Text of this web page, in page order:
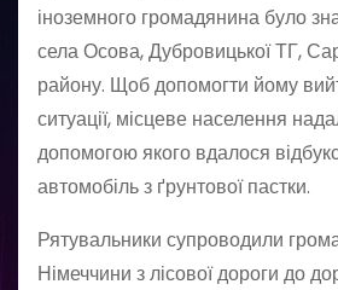
іноземного громадянина було
села Осова, Дубровицької ТГ,
району. Щоб допомогти йому
ситуації, місцеве населення
допомогою якого вдалося
автомобіль з ґрунтової пастки.
Рятувальники супроводили
Німеччини з лісової дороги до